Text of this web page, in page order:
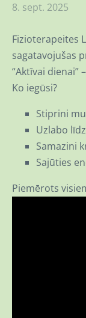
8. sept. 2025
Fizioterapeites
sagatavojušas
“Aktīvai dienai”
Ko iegūsi?
Stiprini
Uzlabo
Samazini
Sajūties
Piemērots